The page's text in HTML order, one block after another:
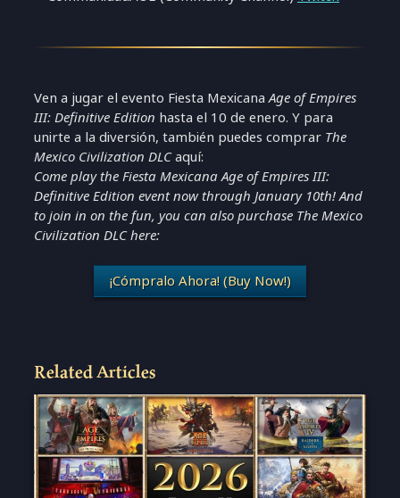
Ven a jugar el evento Fiesta MexicanaAge of Empires
III: Definitive Edition hasta el 10 de enero. Y para
unirte a la diversión, también puedes comprar The
Mexico Civilization DLCaquí:
Come play the Fiesta Mexicana Age of Empires III:
Definitive Edition event now through January 10th! And
to join in on the fun, you can also purchase The Mexico
Civilization DLC here:
¡Cómpralo Ahora! (Buy Now!)
Related Articles